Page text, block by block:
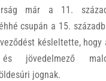
már a 11.
csupán a 15.
késleltette,
jövedelmező
jognak.